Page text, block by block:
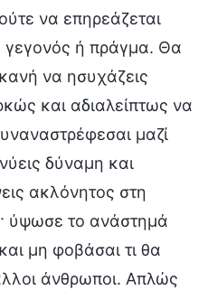
να επηρεάζεται
ή πράγμα. Θα
να ησυχάζεις
και αδιαλείπτως να
μαζί
δύναμη και
ακλόνητος στη
ύψωσε το ανάστημά
μη φοβάσαι τι θα
άνθρωποι. Απλώς